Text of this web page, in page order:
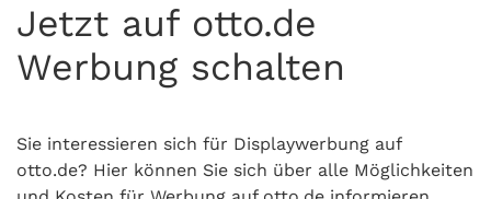
Jetzt auf otto.de
Werbung schalten
Sie interessieren sich für Displaywerbung auf
otto.de? Hier können Sie sich über alle Möglichkeiten